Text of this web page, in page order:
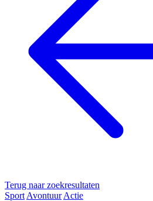
Terug naar zoekresultaten
Sport Avontuur Actie